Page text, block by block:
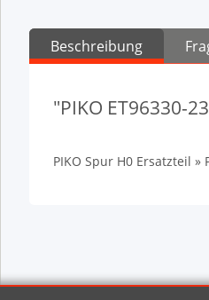
Beschreibung
"PIKO ET96330-
PIKO Spur H0 Ersatzteil »